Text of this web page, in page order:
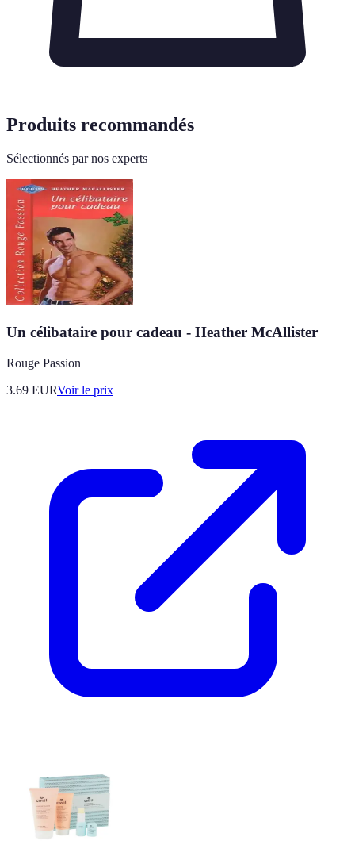
Produits recommandés
Sélectionnés par nos experts
Un célibataire pour cadeau - Heather McAllister
Rouge Passion
3.69 EURVoir le prix